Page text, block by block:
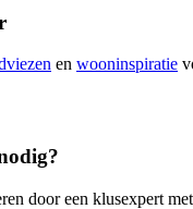
en wooninspiratie
door een klusexpert